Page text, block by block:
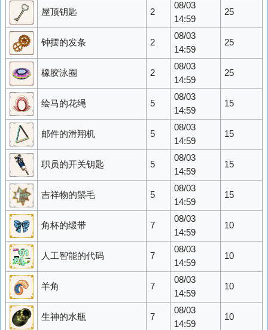
屋顶钥匙 2
08/03
14:59
25
钟摆的发条 2
08/03
14:59
25
橡胶泳圈 2
08/03
14:59
25
绘马的花绳 5
08/03
14:59
15
邮件的滑翔机 5
08/03
14:59
15
职员的开关钥匙 5
08/03
14:59
15
吉祥物的鬃毛 5
08/03
14:59
15
角杯的缎带 7
08/03
14:59
10
人工智能的代码 7
08/03
14:59
10
羊角 7
08/03
14:59
10
生神的水瓶 7
08/03
14:59
10